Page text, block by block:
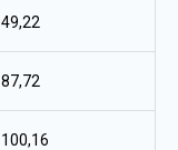
49,22
87,72
100,16